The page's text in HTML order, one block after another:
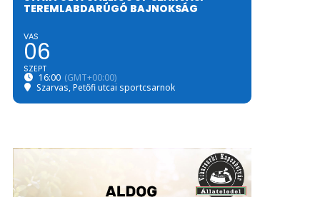
TEREMLABDARÚGÓ BAJNOKSÁG
VAS
06
SZEPT
16:00 (GMT+00:00)
Szarvas, Petőfi utcai sportcsarnok